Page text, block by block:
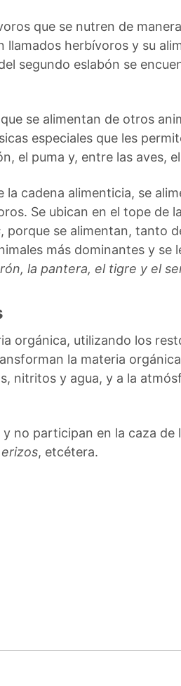
que se nutren de
herbívoros y su
segundo eslabón se
se alimentan de otros
especiales que les
el puma y, entre las aves,
la cadena alimenticia, se
Se ubican en el tope de
, porque se alimentan, tanto
más dominantes y se
la pantera, el tigre y el
orgánica, utilizando los
la materia
nitritos y agua, y a la
y no participan en la caza de
, etcétera.